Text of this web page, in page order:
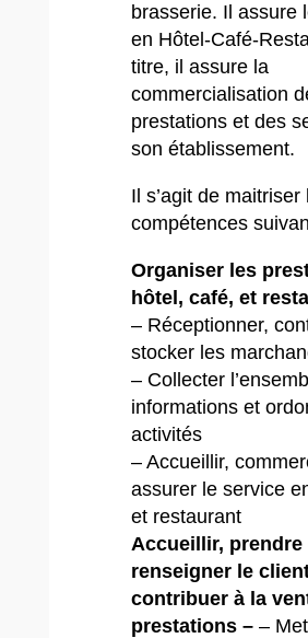
brasserie. Il assure
en Hôtel-Café-
titre, il assure la
commercialisation
prestations et des
son établissement.
Il s’agit de maitriser
compétences
Organiser les
hôtel, café, et
– Réceptionner,
stocker les
– Collecter
informations et
activités
– Accueillir,
assurer le service
et restaurant
Accueillir, prendre
renseigner le
contribuer à la
prestations ––